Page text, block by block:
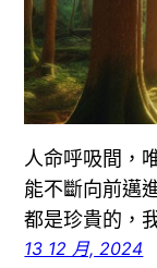
人命呼吸間，
能不斷向前邁
都是珍貴的，
13 12 月, 2024